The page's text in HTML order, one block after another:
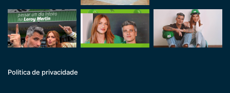
Politica de privacidade